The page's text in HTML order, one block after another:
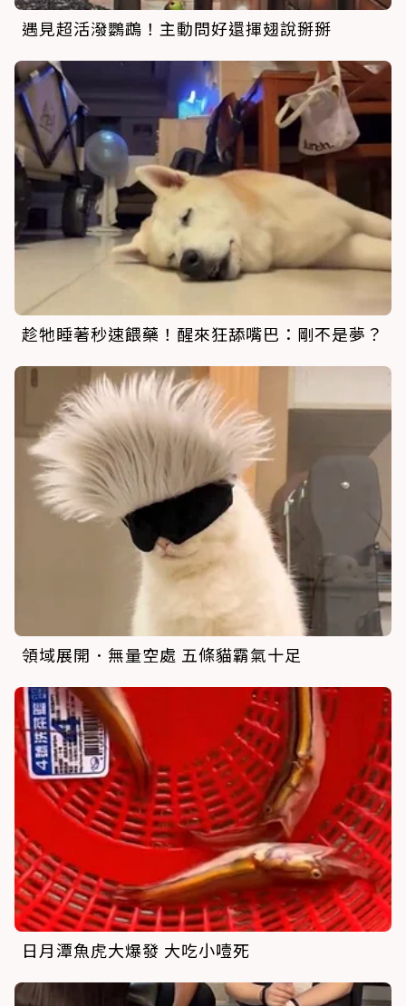
遇見超活潑鸚鵡！主動問好還揮翅說掰掰
趁牠睡著秒速餵藥！醒來狂舔嘴巴：剛不是夢？
領域展開．無量空處 五條貓霸氣十足
日月潭魚虎大爆發 大吃小噎死